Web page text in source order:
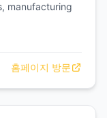
manufacturing
홈페이지 방문